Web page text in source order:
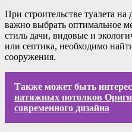
При строительстве туалета
важно выбрать оптимальное
стиль дачи, видовые и
или септика, необходимо
сооружения.
Также может быть
натяжных потолков
современного дизайна